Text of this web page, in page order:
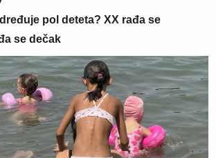
pol deteta? XX rađa se
se dečak